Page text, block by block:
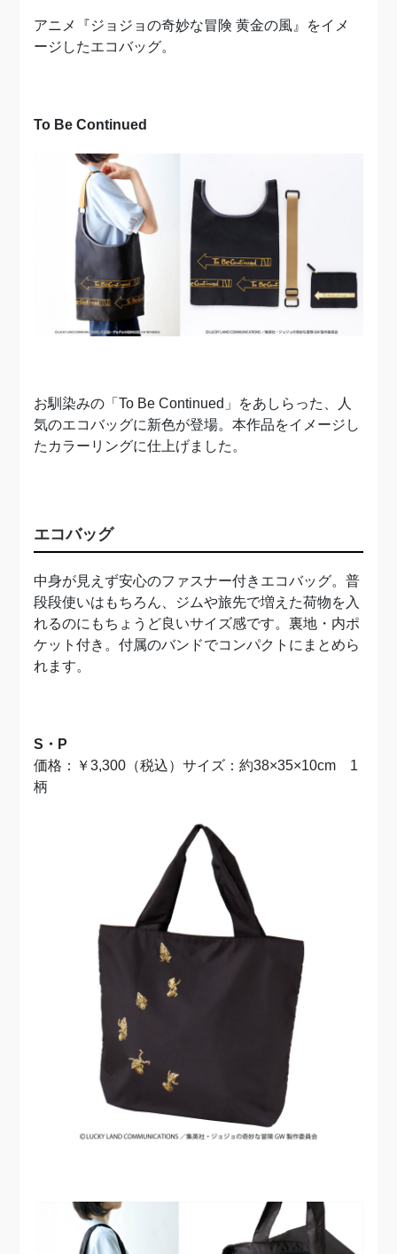
アニメ『ジョジョの奇妙な冒険 黄金の風』をイメ
ージしたエコバッグ。
To Be Continued
お馴染みの「To Be Continued」をあしらった、人
気のエコバッグに新色が登場。本作品をイメージし
たカラーリングに仕上げました。
エコバッグ
中身が見えず安心のファスナー付きエコバッグ。普
段段使いはもちろん、ジムや旅先で増えた荷物を入
れるのにもちょうど良いサイズ感です。裏地・内ポ
ケット付き。付属のバンドでコンパクトにまとめら
れます。
S・P
価格：￥3,300（税込）サイズ：約38×35×10cm 1
柄